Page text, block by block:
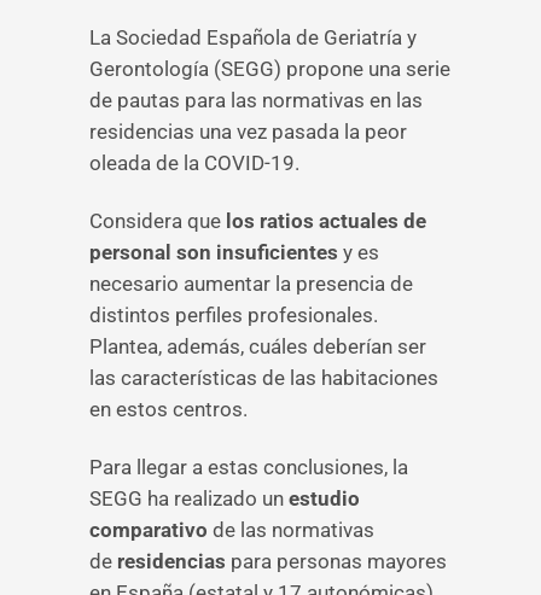
La Sociedad Española de Geriatría y
Gerontología (SEGG) propone una serie
de pautas para las normativas en las
residencias una vez pasada la peor
oleada de la COVID-19.
Considera que los ratios actuales de
personal son insuficientes y es
necesario aumentar la presencia de
distintos perfiles profesionales.
Plantea, además, cuáles deberían ser
las características de las habitaciones
en estos centros.
Para llegar a estas conclusiones, la
SEGG ha realizado un estudio
comparativo de las normativas
de residencias para personas mayores